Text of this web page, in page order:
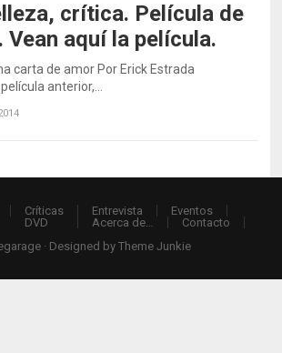
crítica. Película de
Vean aquí la película.
carta de amor Por Erick Estrada
anterior,…
Críticas
DVD
Entrevista
Eventos
Acerca de…
Contacto
· Designed byTheme Junkie